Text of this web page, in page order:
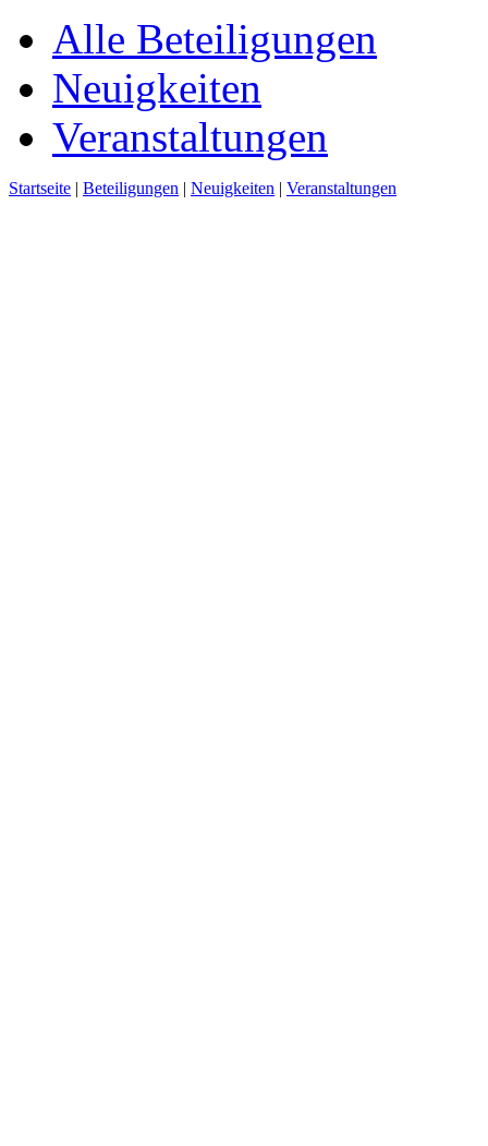
Alle Beteiligungen
Neuigkeiten
Veranstaltungen
Startseite | Beteiligungen | Neuigkeiten | Veranstaltungen